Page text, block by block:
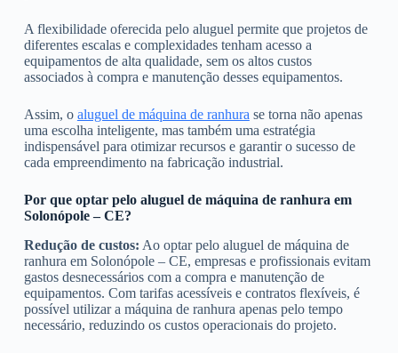
A flexibilidade oferecida pelo aluguel permite que projetos de
diferentes escalas e complexidades tenham acesso a
equipamentos de alta qualidade, sem os altos custos
associados à compra e manutenção desses equipamentos.
Assim, o aluguel de máquina de ranhura se torna não apenas
uma escolha inteligente, mas também uma estratégia
indispensável para otimizar recursos e garantir o sucesso de
cada empreendimento na fabricação industrial.
Por que optar pelo aluguel de máquina de ranhura em
Solonópole – CE?
Redução de custos: Ao optar pelo aluguel de máquina de
ranhura em Solonópole – CE, empresas e profissionais evitam
gastos desnecessários com a compra e manutenção de
equipamentos. Com tarifas acessíveis e contratos flexíveis, é
possível utilizar a máquina de ranhura apenas pelo tempo
necessário, reduzindo os custos operacionais do projeto.